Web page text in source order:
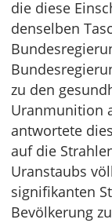
die diese
denselben
zu den
Uranmunition
antwortete
auf die
Uranstaubs
signifikanten
Bevölkerung